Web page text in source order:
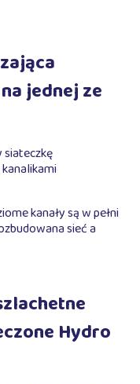
jednej ze
siateczkę
kanały są w pełni
sieć a
Hydro